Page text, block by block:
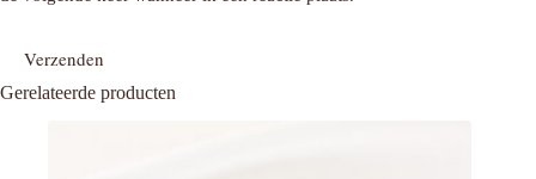
Verzenden
Gerelateerde producten